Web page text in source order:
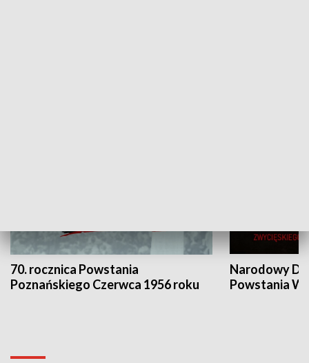
70. rocznica Powstania
Poznańskiego Czerwca 1956 roku
Narodowy
Powstania